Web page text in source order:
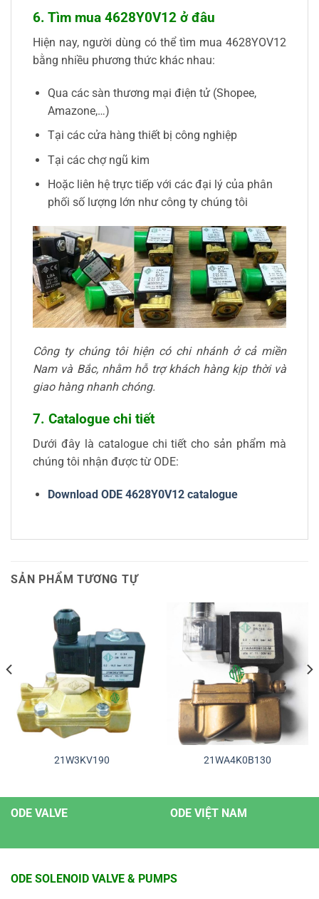
6. Tìm mua 4628Y0V12 ở đâu
Hiện nay, người dùng có thể tìm mua 4628YOV12
bằng nhiều phương thức khác nhau:
Qua các sàn thương mại điện tử (Shopee,
Amazone,…)
Tại các cửa hàng thiết bị công nghiệp
Tại các chợ ngũ kim
Hoặc liên hệ trực tiếp với các đại lý của phân
phối số lượng lớn như công ty chúng tôi
Công ty chúng tôi hiện có chi nhánh ở cả miền
Nam và Bắc, nhằm hỗ trợ khách hàng kịp thời và
giao hàng nhanh chóng.
7. Catalogue chi tiết
Dưới đây là catalogue chi tiết cho sản phẩm mà
chúng tôi nhận được từ ODE:
Download ODE 4628Y0V12 catalogue
SẢN PHẨM TƯƠNG TỰ
21W3KV190 21WA4K0B130
ODE VALVE ODE VIỆT NAM
ODE SOLENOID VALVE & PUMPS